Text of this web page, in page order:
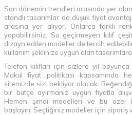
Son dönemin trendleri arasında yer
standlı tasarımlar da düşük fiyat
arasına yer alıyor. Onlarca farklı
yapabilirsiniz. Su geçirmeyen kılıf
dizayn edilen modeller de tercih
kullanım şeklinize uygun olan
Telefon kılıfları için sizlere yıl
Makul fiyat politikası kapsamında
sitemizde sizi bekliyor olacak.
bir bütçe ayırmanız uygun fiyatla
Hemen şimdi modelleri ve bu özel
başlayın. Seçtiğiniz modeller için sipariş